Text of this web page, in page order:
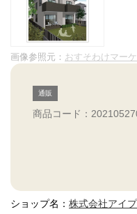
画像参照元： おすそわけマー
通販
商品コード：
ショップ名： 株式会社アイ